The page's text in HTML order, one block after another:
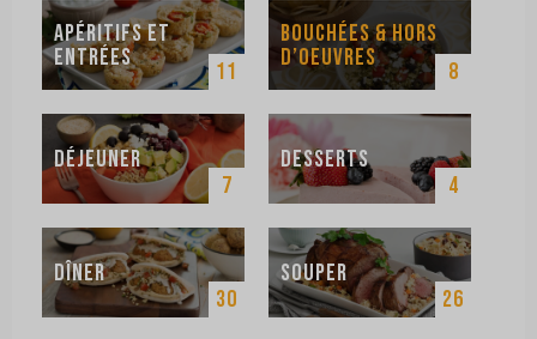
Apéritifs Et
Entrées
11
Bouchées & Hors
D’oeuvres
8
Déjeuner
7
Desserts
4
Dîner
30
Souper
26